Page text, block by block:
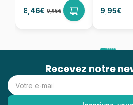
8,46€ 9,95€ 9,95€
Recevez notre